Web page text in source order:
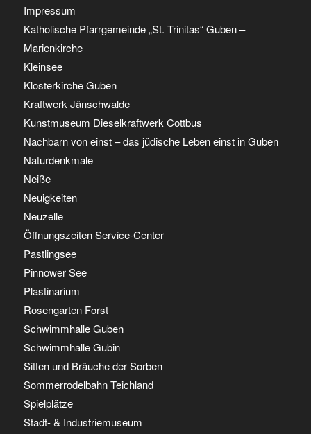
Impressum
Katholische Pfarrgemeinde „St. Trinitas“ Guben –
Marienkirche
Kleinsee
Klosterkirche Guben
Kraftwerk Jänschwalde
Kunstmuseum Dieselkraftwerk Cottbus
Nachbarn von einst – das jüdische Leben einst in Guben
Naturdenkmale
Neiße
Neuigkeiten
Neuzelle
Öffnungszeiten Service-Center
Pastlingsee
Pinnower See
Plastinarium
Rosengarten Forst
Schwimmhalle Guben
Schwimmhalle Gubin
Sitten und Bräuche der Sorben
Sommerrodelbahn Teichland
Spielplätze
Stadt- & Industriemuseum